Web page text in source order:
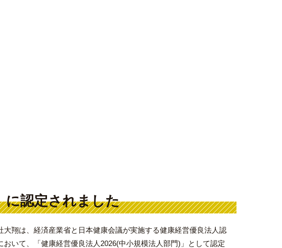
に認定されました
大翔は、経済産業省と日本健康会議が実施する健康経営優良法人認
おいて、「健康経営優良法人2026(中小規模法人部門)」として認定